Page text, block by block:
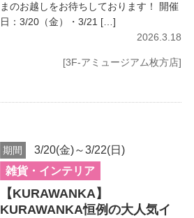
まのお越しをお待ちしております！ 開催
日：3/20（金）・3/21 […]
2026.3.18
[3F-アミュージアム枚方店]
期間 3/20(金)～3/22(日)
雑貨・インテリア
【KURAWANKA】
KURAWANKA恒例の大人気イ